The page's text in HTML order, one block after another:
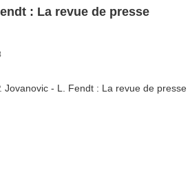
: La revue de presse